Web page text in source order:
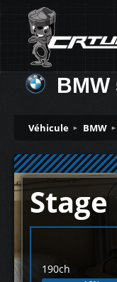
BMW
Véhicule BMW
Stage
190ch